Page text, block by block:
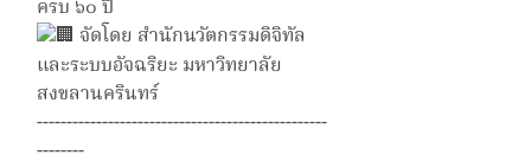
ครบ ๖๐ ปี
จัดโดย สำนักนวัตกรรมดิจิทัล
และระบบอัจฉริยะ มหาวิทยาลัย
สงขลานครินทร์
-------------------------------------------------
--------